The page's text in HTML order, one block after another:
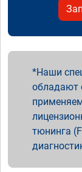
Наши
обладают
тюнинга